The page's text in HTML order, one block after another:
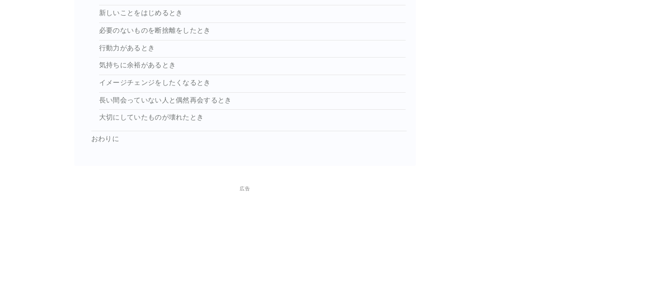
新しいことをはじめるとき
必要のないものを断捨離をしたとき
行動力があるとき
気持ちに余裕があるとき
イメージチェンジをしたくなるとき
長い間会っていない人と偶然再会するとき
大切にしていたものが壊れたとき
おわりに
広告